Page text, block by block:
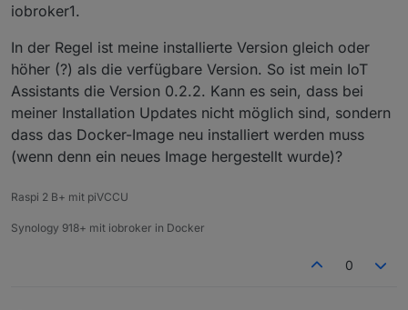
iobroker1.
In der Regel ist meine installierte Version gleich oder
höher (?) als die verfügbare Version. So ist mein IoT
Assistants die Version 0.2.2. Kann es sein, dass bei
meiner Installation Updates nicht möglich sind, sondern
dass das Docker-Image neu installiert werden muss
(wenn denn ein neues Image hergestellt wurde)?
Raspi 2 B+ mit piVCCU
Synology 918+ mit iobroker in Docker
0